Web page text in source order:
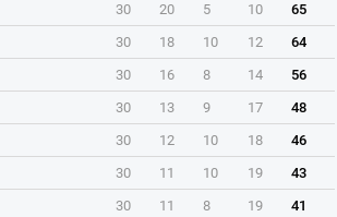
30 20 5 10
65
30 18 10 12
64
30 16 8 14
56
30 13 9 17
48
30 12 10 18
46
30 11 10 19
43
30 11 8 19
41